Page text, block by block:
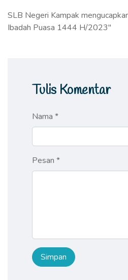
SLB Negeri Kampak
Ibadah Puasa 1444 H/2023"
Tulis Komentar
Nama *
Pesan *